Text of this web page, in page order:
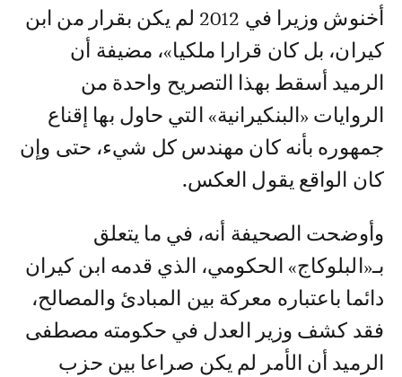
أخنوش وزيرا في 2012 لم يكن بقرار من ابن
كيران، بل كان قرارا ملكيا»، مضيفة أن
الرميد أسقط بهذا التصريح واحدة من
الروايات «البنكيرانية» التي حاول بها إقناع
جمهوره بأنه كان مهندس كل شيء، حتى وإن
كان الواقع يقول العكس.
وأوضحت الصحيفة أنه، في ما يتعلق
بـ«البلوكاج» الحكومي، الذي قدمه ابن كيران
دائما باعتباره معركة بين المبادئ والمصالح،
فقد كشف وزير العدل في حكومته مصطفى
الرميد أن الأمر لم يكن صراعا بين حزب